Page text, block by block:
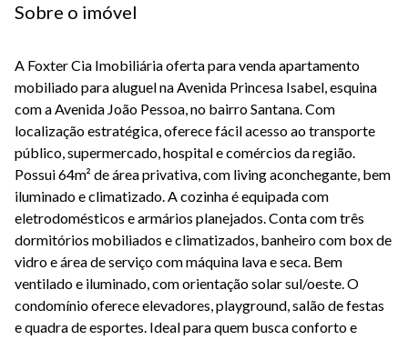
Sobre o imóvel
A Foxter Cia Imobiliária oferta para venda apartamento
mobiliado para aluguel na Avenida Princesa Isabel, esquina
com a Avenida João Pessoa, no bairro Santana. Com
localização estratégica, oferece fácil acesso ao transporte
público, supermercado, hospital e comércios da região.
Possui 64m² de área privativa, com living aconchegante, bem
iluminado e climatizado. A cozinha é equipada com
eletrodomésticos e armários planejados. Conta com três
dormitórios mobiliados e climatizados, banheiro com box de
vidro e área de serviço com máquina lava e seca. Bem
ventilado e iluminado, com orientação solar sul/oeste. O
condomínio oferece elevadores, playground, salão de festas
e quadra de esportes. Ideal para quem busca conforto e